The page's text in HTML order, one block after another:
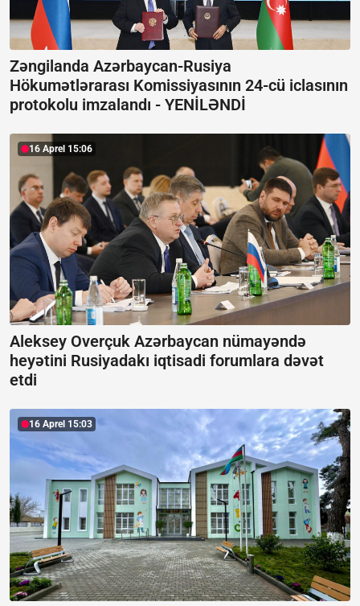
Zəngilanda Azərbaycan-Rusiya
Hökumətlərarası Komissiyasının 24-cü iclasının
protokolu imzalandı - YENİLƏNDİ
16 Aprel 15:06
Aleksey Overçuk Azərbaycan nümayəndə
heyətini Rusiyadakı iqtisadi forumlara dəvət
etdi
16 Aprel 15:03